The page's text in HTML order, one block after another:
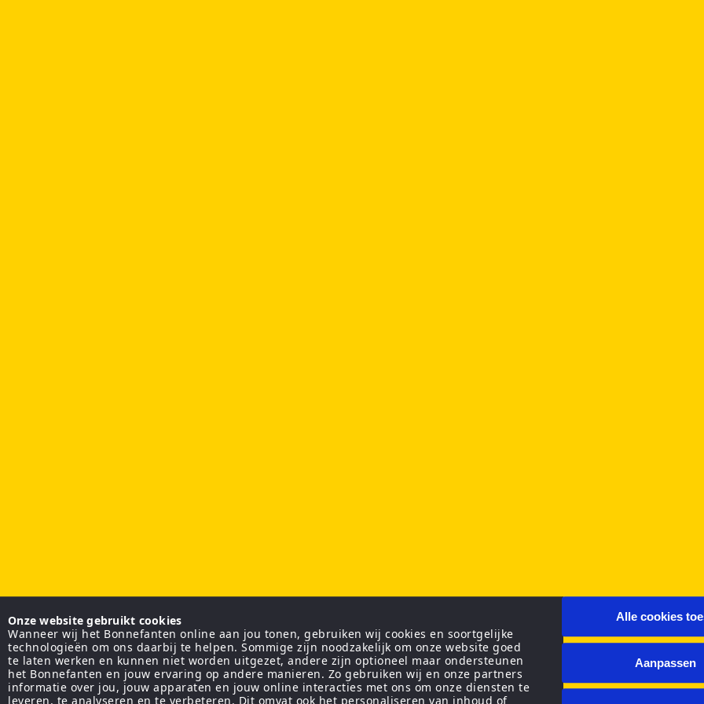
Onze website gebruikt cookies
Wanneer wij het Bonnefanten online aan jou tonen, gebruiken wij cookies en soortgelijke
technologieën om ons daarbij te helpen. Sommige zijn noodzakelijk om onze website goed
te laten werken en kunnen niet worden uitgezet, andere zijn optioneel maar ondersteunen
het Bonnefanten en jouw ervaring op andere manieren. Zo gebruiken wij en onze partners
informatie over jou, jouw apparaten en jouw online interacties met ons om onze diensten te
leveren, te analyseren en te verbeteren. Dit omvat ook het personaliseren van inhoud of
Alle cookies
Aanpassen